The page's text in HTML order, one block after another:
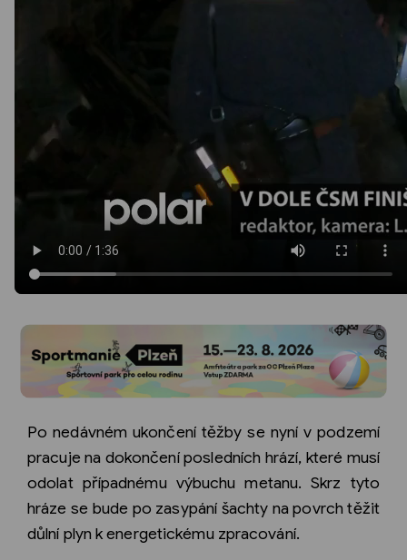
Po nedávném ukončení těžby se nyní v podzemí
pracuje na dokončení posledních hrází, které musí
odolat případnému výbuchu metanu. Skrz tyto
hráze se bude po zasypání šachty na povrch těžit
důlní plyn k energetickému zpracování.